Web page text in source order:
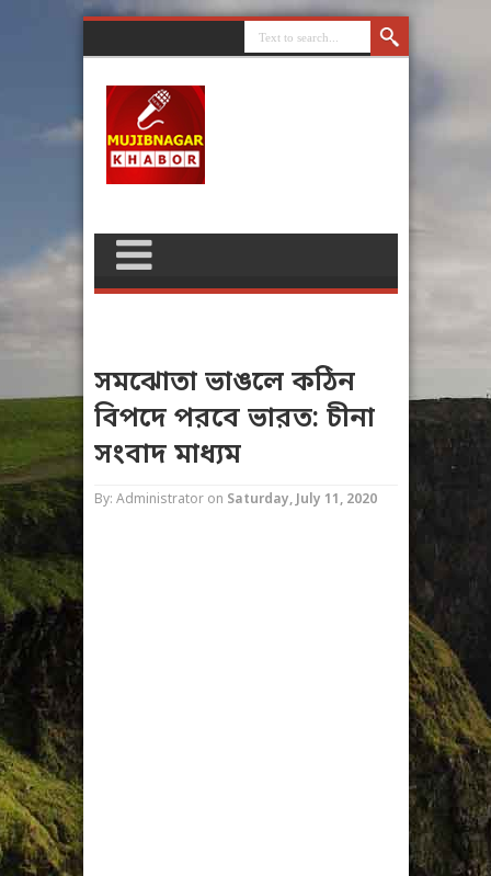
সমঝোতা ভাঙলে কঠিন
বিপদে পরবে ভারত: চীনা
সংবাদ মাধ্যম
By: Administrator on Saturday, July 11, 2020